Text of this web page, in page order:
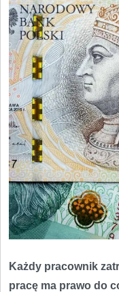
Każdy pracownik
pracę ma prawo do